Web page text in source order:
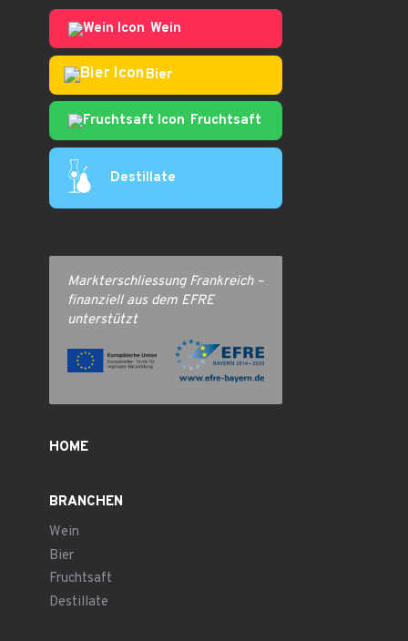
Wein
Bier
Fruchtsaft
Destillate
Markterschliessung Frankreich –
finanziell aus dem EFRE
unterstützt
HOME
BRANCHEN
Wein
Bier
Fruchtsaft
Destillate